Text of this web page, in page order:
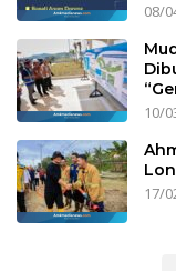
08/
10/
17/